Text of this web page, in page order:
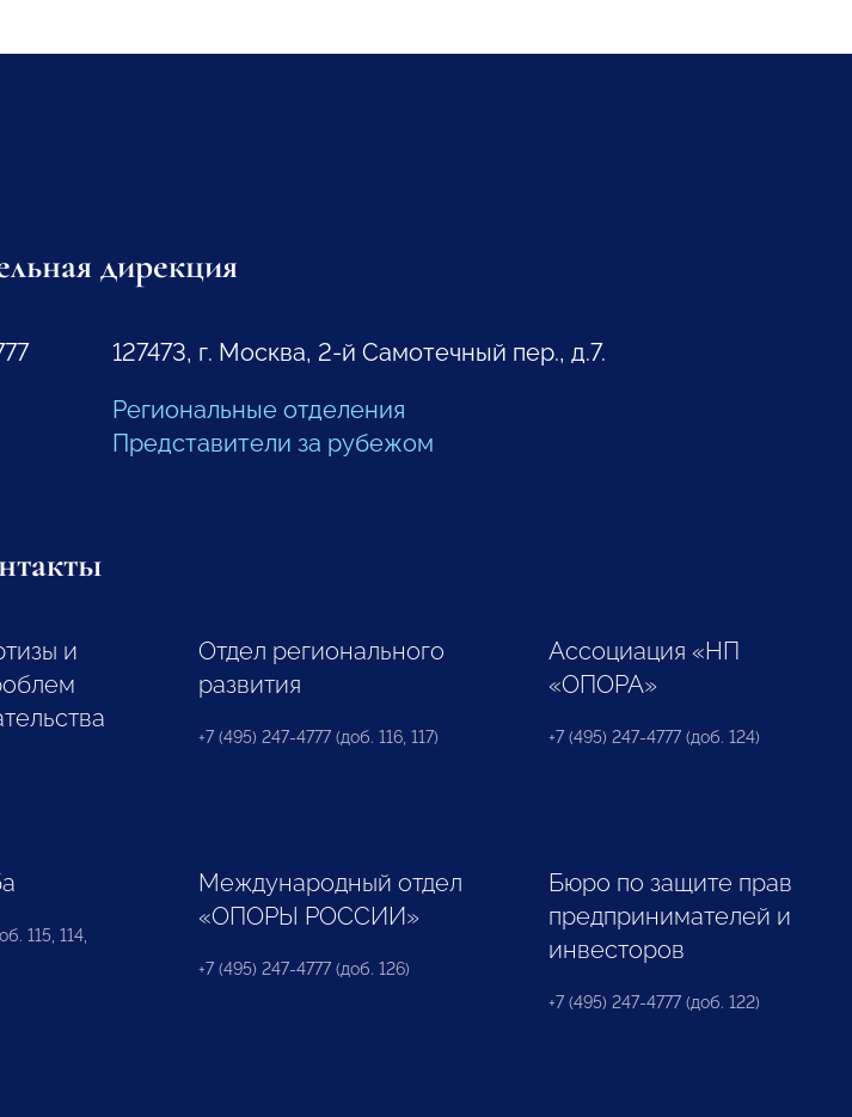
дирекция
127473, г. Москва, 2-й Самотечный пер., д.7.
Региональные отделения
Представители за рубежом
и
Отдел регионального
развития
+7 (495) 247-4777 (доб. 116, 117)
Ассоциация «НП
«ОПОРА»
+7 (495) 247-4777 (доб. 124)
115, 114,
Международный отдел
«ОПОРЫ РОССИИ»
+7 (495) 247-4777 (доб. 126)
Бюро по защите прав
предпринимателей и
инвесторов
+7 (495) 247-4777 (доб. 122)